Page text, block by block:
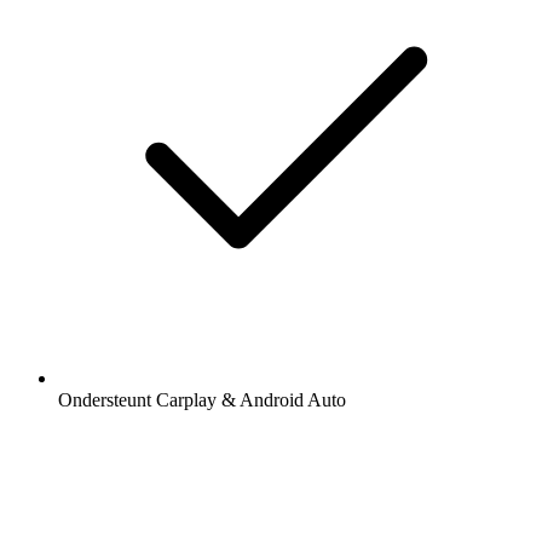
Ondersteunt Carplay & Android Auto